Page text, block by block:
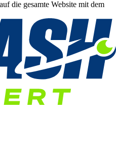
die gesamte Website mit dem